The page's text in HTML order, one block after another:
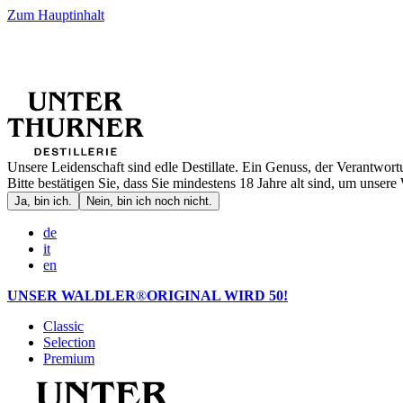
Zum Hauptinhalt
Unsere Leidenschaft sind edle Destillate. Ein Genuss, der
Bitte bestätigen Sie, dass Sie mindestens 18 Jahre alt sind, um unsere
Ja, bin ich. Nein, bin ich noch nicht.
de
it
en
UNSER WALDLER®ORIGINAL WIRD 50!
Classic
Selection
Premium